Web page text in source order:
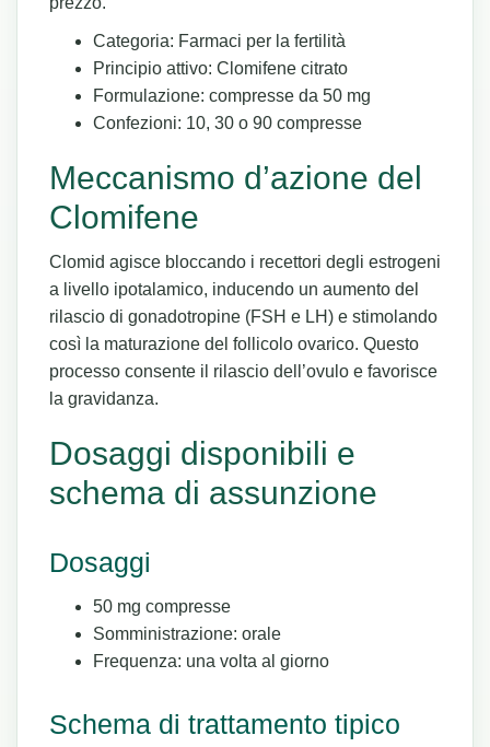
Categoria: Farmaci per la fertilità
Principio attivo: Clomifene citrato
Formulazione: compresse da 50 mg
Confezioni: 10, 30 o 90 compresse
Meccanismo d’azione del
Clomifene
Clomid agisce bloccando i recettori degli estrogeni
a livello ipotalamico, inducendo un aumento del
rilascio di gonadotropine (FSH e LH) e stimolando
così la maturazione del follicolo ovarico. Questo
processo consente il rilascio dell’ovulo e favorisce
la gravidanza.
Dosaggi disponibili e
schema di assunzione
Dosaggi
50 mg compresse
Somministrazione: orale
Frequenza: una volta al giorno
Schema di trattamento tipico